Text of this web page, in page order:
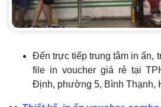
Đến trực tiếp trung tâm in ấn,
file in voucher giá rẻ tại
Định, phường 5, Bình Thạnh,